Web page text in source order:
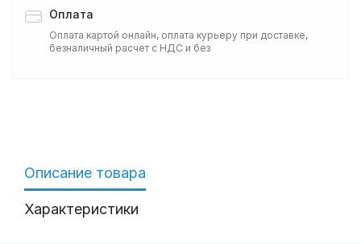
Оплата
Оплата картой онлайн, оплата курьеру при доставке,
безналичный расчет с НДС и без
Описание товара
Характеристики